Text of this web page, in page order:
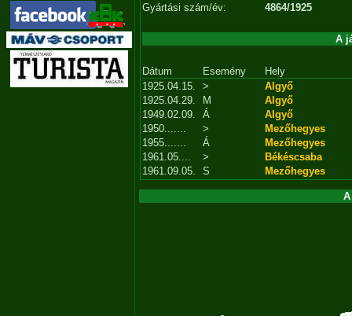
Gyártási szám/év:
4864/1925
A
Dátum Esemény
Hely
1925.04.15.
>
Algyő
1925.04.29.
M
Algyő
1949.02.09.
Á
Algyő
1950.......
>
Mezőhegyes
1955.......
Á
Mezőhegyes
1961.05....
>
Békéscsaba
1961.09.05.
S Mezőhegyes